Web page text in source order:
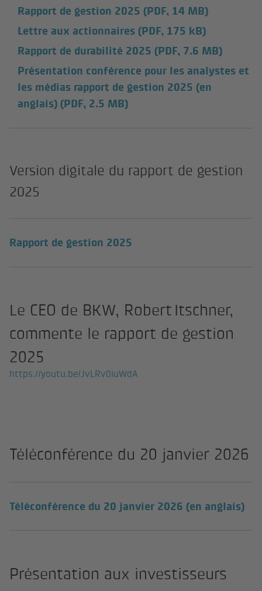
Rapport de gestion 2025 (PDF, 14 MB)
Lettre aux actionnaires (PDF, 175 kB)
Rapport de durabilité 2025 (PDF, 7.6 MB)
Présentation conférence pour les analystes et
les médias rapport de gestion 2025 (en
anglais) (PDF, 2.5 MB)
Version digitale du rapport de gestion
2025
Rapport de gestion 2025
Le CEO de BKW, Robert Itschner,
commente le rapport de gestion
2025
https://youtu.be/JvLRv0iuWdA
Téléconférence du 20 janvier 2026
Téléconférence du 20 janvier 2026 (en anglais)
Présentation aux investisseurs